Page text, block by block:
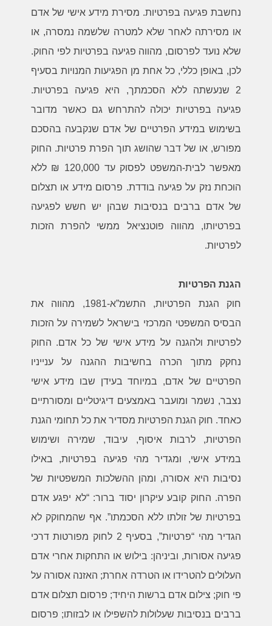
נחשבת פגיעה בפרטיות. מסירת מידע אישי של אדם
או מסירתה לאחר שלא למטרה שלשמה נמסרה, או
שלא נועד לפרסום, מהווה פגיעה בפרטיות לפי החוק.
לכן, באופן כללי, כל אחת מן הפגיעות המנויות בסעיף
2 שנעשתה ללא הסכמתך, היא פגיעה בפרטיות.
פגיעה בפרטיות יכולה להתרחש גם כאשר מדובר
בשימוש במידע הפרטיים של אדם שנקבעה בהסכם
מפורש, או של דבר שהושג תוך הפרת פרטיות. החוק
מאפשר לבית-המשפט לפסוק עד 120,000 ₪ ללא
הוכחת נזק על פגיעה בודדת. פרסום מידע או תצלום
של אדם ברבים בנסיבות שבהן יש חשש לפגיעה
בפרטיותו, מהווה פוטנציאל ממשי להפרת הזכות
לפרטיות.
הגנת הפרטיות
חוק הגנת הפרטיות, התשמ”א-1981, מהווה את
הבסיס המשפטי המרכזי בישראל לשמירה על הזכות
לפרטיות ולהגנה על מידע אישי של כל אדם. החוק
נחקק מתוך הכרה בחשיבות ההגנה על ענייניו
הפרטיים של אדם, במיוחד בעידן שבו מידע אישי
נצבר, נשמר ומועבר באמצעים דיגיטליים ומסורתיים
כאחד. חוק הגנת הפרטיות מסדיר את כל תחומי הגנת
הפרטיות, לרבות איסוף, עיבוד, שמירה ושימוש
במידע אישי, ומגדיר מהי פגיעה בפרטיות, באילו
נסיבות היא אסורה, ומהן ההשלכות המשפטיות של
הפרה. החוק קובע עיקרון יסוד ברור: “לא יפגע אדם
בפרטיות של זולתו ללא הסכמתו”. אף שהמחוקק לא
הגדיר מהי “פרטיות”, בסעיף 2 לחוק מפורטות דרכי
פגיעה אסורות, וביניהן: בילוש או התחקות אחרי אדם
העלולים להטרידו או הטרדה אחרת; האזנה אסורה על
פי חוק; צילום אדם ברשות היחיד; פרסום תצלום אדם
ברבים בנסיבות שעלולות להשפילו או לבזותו; פרסום